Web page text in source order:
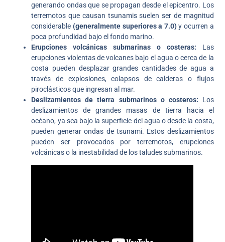
generando ondas que se propagan desde el epicentro. Los
terremotos que causan tsunamis suelen ser de magnitud
considerable (generalmente superiores a 7.0)y ocurren a
poca profundidad bajo el fondo marino.
Erupciones volcánicas submarinas o costeras: Las
erupciones violentas de volcanes bajo el agua o cerca de la
costa pueden desplazar grandes cantidades de agua a
través de explosiones, colapsos de calderas o flujos
piroclásticos que ingresan al mar.
Deslizamientos de tierra submarinos o costeros: Los
deslizamientos de grandes masas de tierra hacia el
océano, ya sea bajo la superficie del agua o desde la costa,
pueden generar ondas de tsunami. Estos deslizamientos
pueden ser provocados por terremotos, erupciones
volcánicas o la inestabilidad de los taludes submarinos.